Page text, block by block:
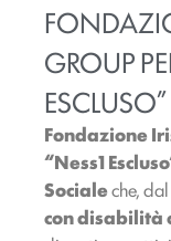
GROUP
ESCLUSO”
Fondazione
“Ness1
Socialeche,
con